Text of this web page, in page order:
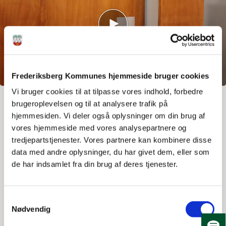
Frederiksberg Kommunes hjemmeside bruger cookies
Vi bruger cookies til at tilpasse vores indhold, forbedre
brugeroplevelsen og til at analysere trafik på
hjemmesiden. Vi deler også oplysninger om din brug af
vores hjemmeside med vores analysepartnere og
tredjepartstjenester. Vores partnere kan kombinere disse
data med andre oplysninger, du har givet dem, eller som
de har indsamlet fra din brug af deres tjenester.
Nødvendig
Mahogni-kabinerne er fremstillet i 1930’erne. De er smukke,
og det er godt tænkt, at der er mulighed for at rengøre dem,
mens skabet i dem er i brug. Det opleves dog ikke
nødvendigvis intuitivt, at døren til kabinen ved aflåsning i
stedet skal skubbes hen foran skabet.
Der er saunaer, dampbade og koldtvandsbassiner i
begge luksusomklædninger (kvinde/mand). Du